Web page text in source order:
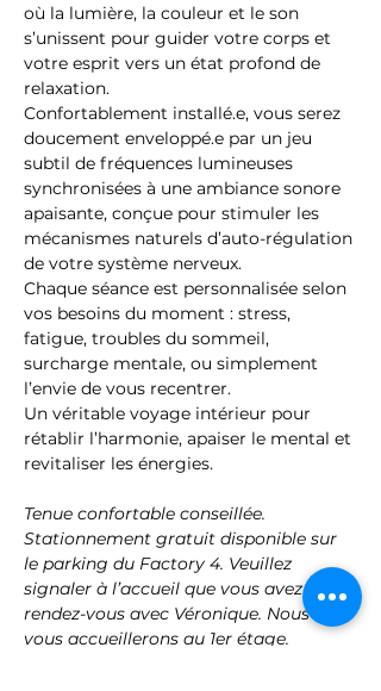
où la lumière, la couleur et le son
s’unissent pour guider votre corps et
votre esprit vers un état profond de
relaxation.
Confortablement installé.e, vous serez
doucement enveloppé.e par un jeu
subtil de fréquences lumineuses
synchronisées à une ambiance sonore
apaisante, conçue pour stimuler les
mécanismes naturels d’auto-régulation
de votre système nerveux.
Chaque séance est personnalisée selon
vos besoins du moment : stress,
fatigue, troubles du sommeil,
surcharge mentale, ou simplement
l’envie de vous recentrer.
Un véritable voyage intérieur pour
rétablir l’harmonie, apaiser le mental et
revitaliser les énergies.
Tenue confortable conseillée.
Stationnement gratuit disponible sur
le parking du Factory 4. Veuillez
signaler à l’accueil que vous avez
rendez-vous avec Véronique. Nous
vous accueillerons au 1er étage.